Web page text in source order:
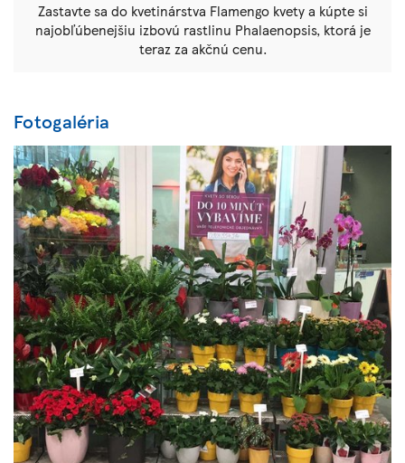
Zastavte sa do kvetinárstva Flamengo kvety a kúpte si
najobľúbenejšiu izbovú rastlinu Phalaenopsis, ktorá je
teraz za akčnú cenu.
Fotogaléria